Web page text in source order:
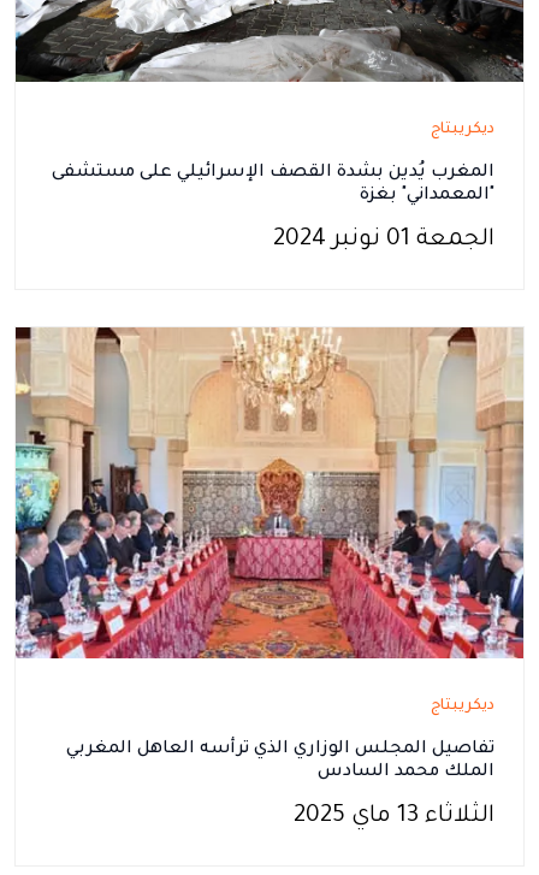
ديكريبتاج
المغرب يُدين بشدة القصف الإسرائيلي على مستشفى
"المعمداني" بغزة
الجمعة 01 نونبر 2024
ديكريبتاج
تفاصيل المجلس الوزاري الذي ترأسه العاهل المغربي
الملك محمد السادس
الثلاثاء 13 ماي 2025